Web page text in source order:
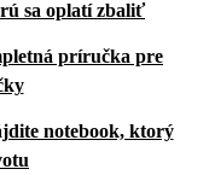
sa oplatí zbaliť
príručka pre
notebook, ktorý